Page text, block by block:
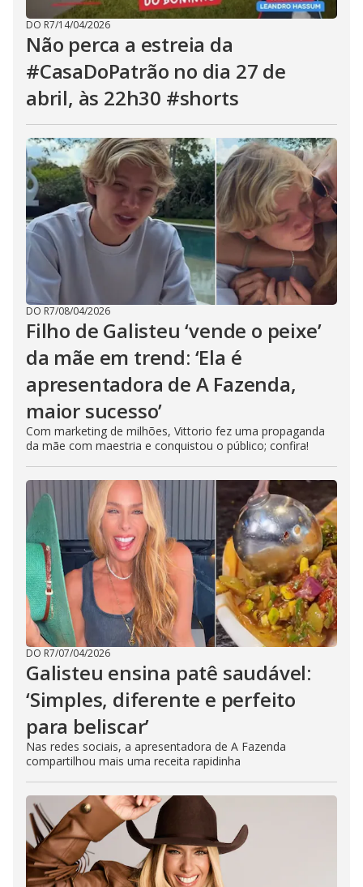
DO R7/14/04/2026
Não perca a estreia da
#CasaDoPatrão no dia 27 de
abril, às 22h30 #shorts
DO R7/08/04/2026
Filho de Galisteu ‘vende o peixe’
da mãe em trend: ‘Ela é
apresentadora de A Fazenda,
maior sucesso’
Com marketing de milhões, Vittorio fez uma propaganda
da mãe com maestria e conquistou o público; confira!
DO R7/07/04/2026
Galisteu ensina patê saudável:
‘Simples, diferente e perfeito
para beliscar’
Nas redes sociais, a apresentadora de A Fazenda
compartilhou mais uma receita rapidinha